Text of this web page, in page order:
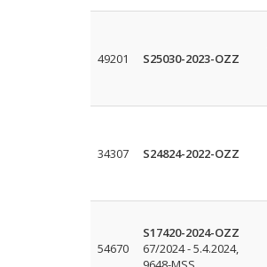
49201 S25030-2023-OZZ
34307 S24824-2022-OZZ
54670
S17420-2024-OZZ
67/2024 - 5.4.2024,